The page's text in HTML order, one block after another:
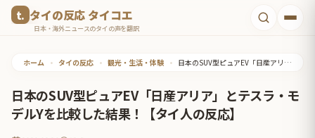
タイの反応 タイコエ
日本・海外ニュースのタイの声を翻訳
ホーム • タイの反応 • 観光・生活・体験 • 日本のSUV型ピュアEV「日産アリア」とテスラ・モデルYを比較した結果！【タイ人の反応】
日本のSUV型ピュアEV「日産アリア」とテスラ・モ
デルYを比較した結果！【タイ人の反応】